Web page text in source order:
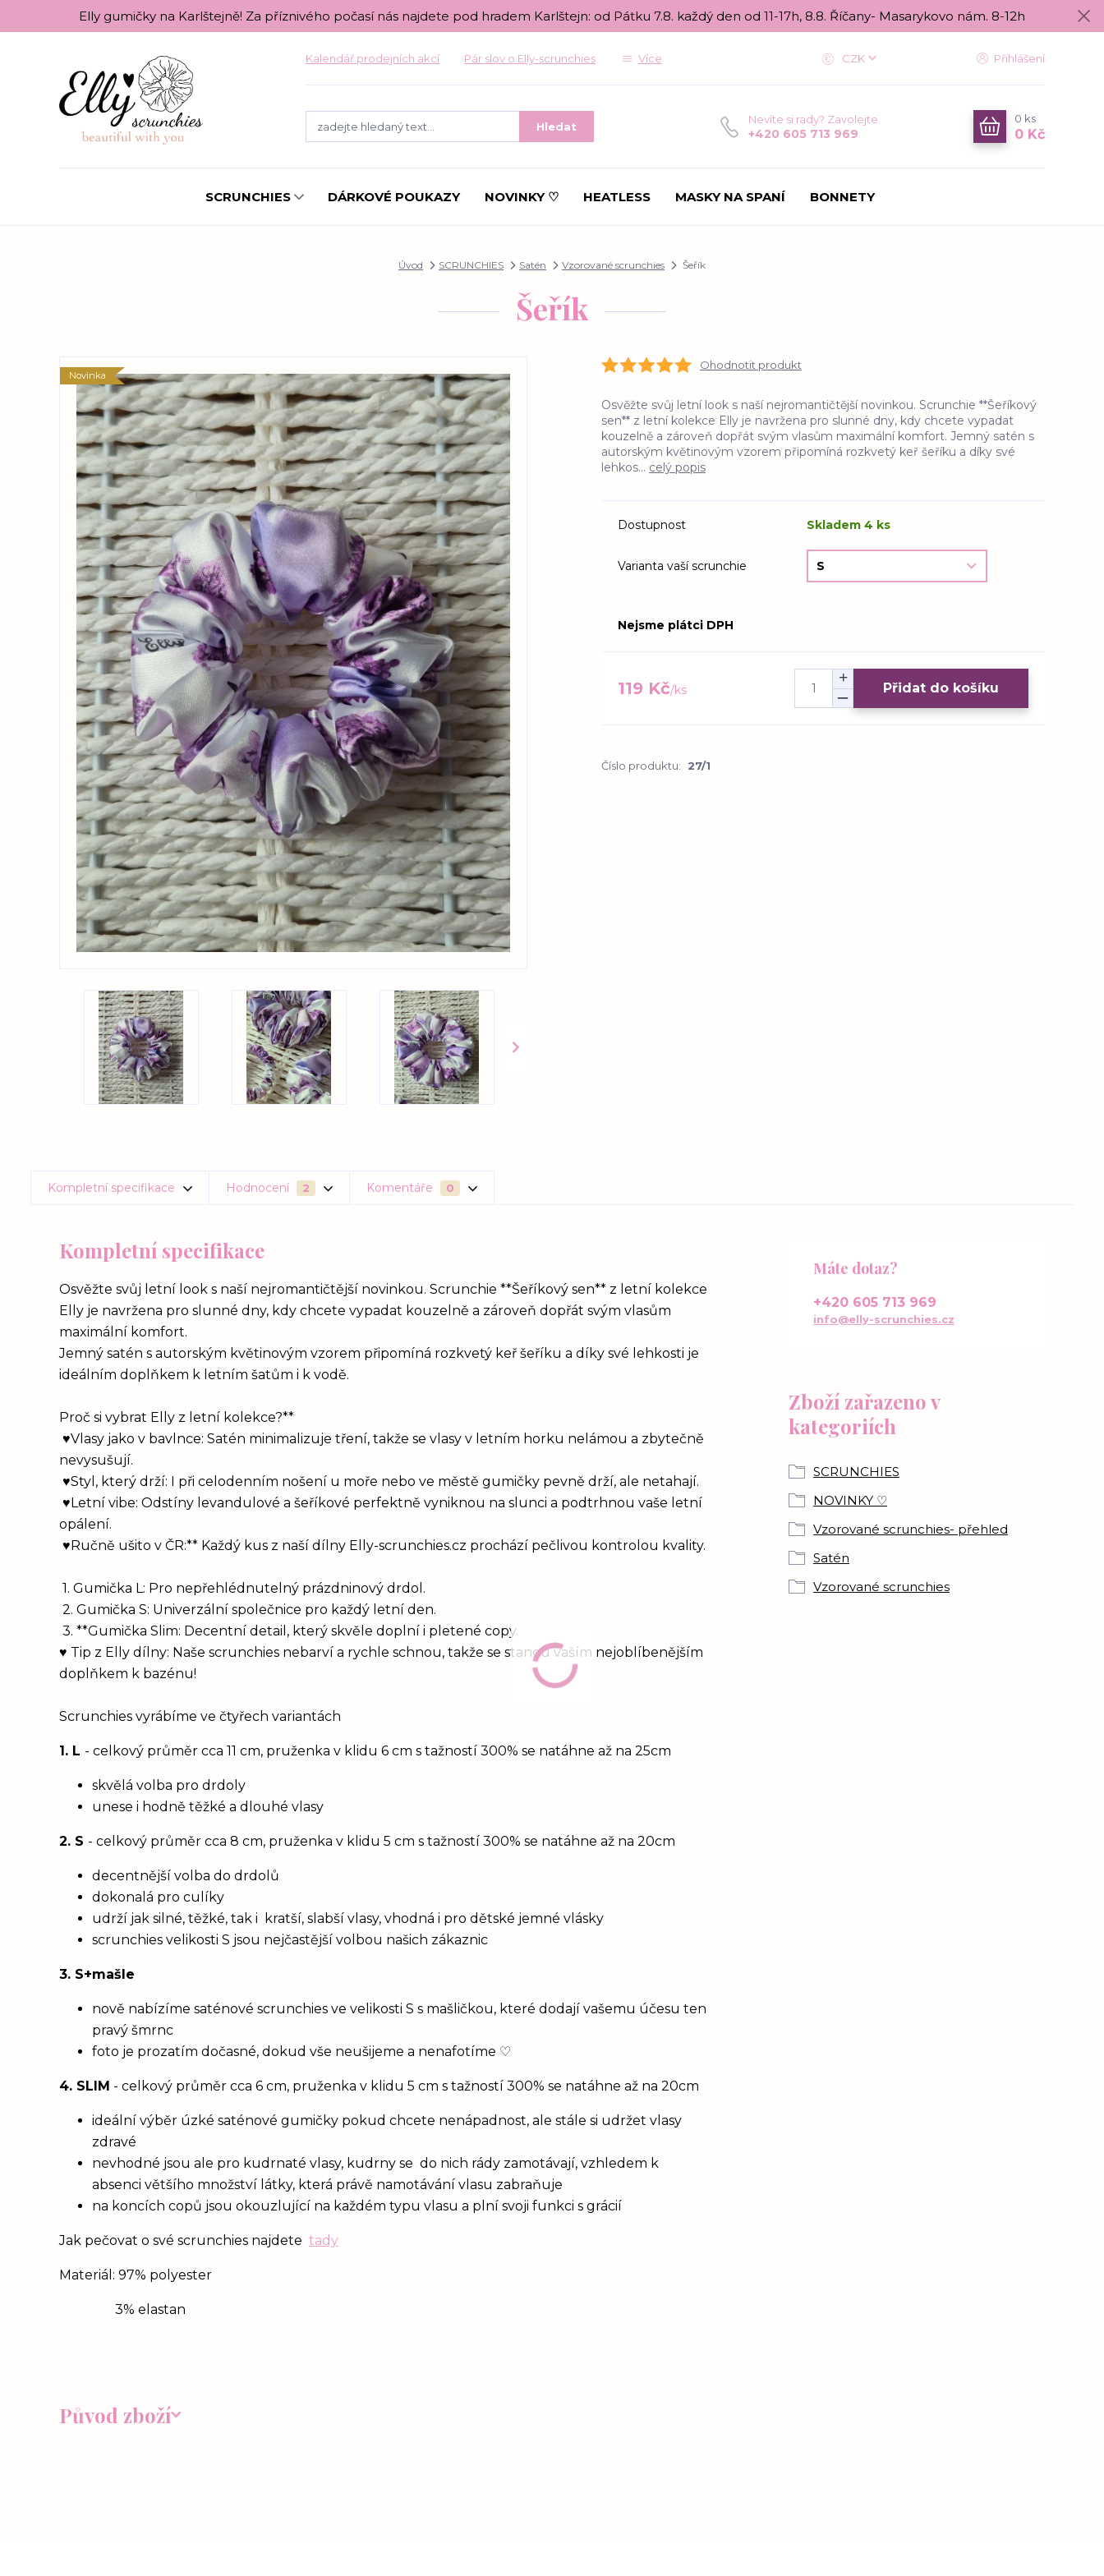
Elly gumičky na Karlštejně! Za příznivého počasí nás najdete pod hradem Karlštejn: od Pátku 7.8. každý den od 11-17h, 8.8. Říčany- Masarykovo nám. 8-12h
Kalendář prodejních akcí Pár slov o Elly-scrunchies Více CZK Přihlášení
Hledat
Nevíte si rady? Zavolejte.
+420 605 713 969
0 ks
0 Kč
SCRUNCHIES DÁRKOVÉ POUKAZY NOVINKY ♡ HEATLESS MASKY NA SPANÍ BONNETY
Úvod SCRUNCHIES Satén Vzorované scrunchies Šeřík
Šeřík
Novinka
Ohodnotit produkt
Osvěžte svůj letní look s naší nejromantičtější novinkou. Scrunchie **Šeříkový
sen** z letní kolekce Elly je navržena pro slunné dny, kdy chcete vypadat
kouzelně a zároveň dopřát svým vlasům maximální komfort. Jemný satén s
autorským květinovým vzorem připomíná rozkvetý keř šeříku a díky své
lehkos... celý popis
Dostupnost Skladem 4 ks
Varianta vaší scrunchie
Nejsme plátci DPH
119 Kč/ks Přidat do košíku
Číslo produktu: 27/1
Kompletní specifikace Hodnocení 2 Komentáře 0
Kompletní specifikace
Osvěžte svůj letní look s naší nejromantičtější novinkou. Scrunchie **Šeříkový sen** z letní kolekce
Elly je navržena pro slunné dny, kdy chcete vypadat kouzelně a zároveň dopřát svým vlasům
maximální komfort.
Jemný satén s autorským květinovým vzorem připomíná rozkvetý keř šeříku a díky své lehkosti je
ideálním doplňkem k letním šatům i k vodě.
Proč si vybrat Elly z letní kolekce?**
♥Vlasy jako v bavlnce: Satén minimalizuje tření, takže se vlasy v letním horku nelámou a zbytečně
nevysušují.
♥Styl, který drží: I při celodenním nošení u moře nebo ve městě gumičky pevně drží, ale netahají.
♥Letní vibe: Odstíny levandulové a šeříkové perfektně vyniknou na slunci a podtrhnou vaše letní
opálení.
♥Ručně ušito v ČR:** Každý kus z naší dílny Elly-scrunchies.cz prochází pečlivou kontrolou kvality.
1. Gumička L: Pro nepřehlédnutelný prázdninový drdol.
2. Gumička S: Univerzální společnice pro každý letní den.
3. **Gumička Slim: Decentní detail, který skvěle doplní i pletené copy.
♥ Tip z Elly dílny: Naše scrunchies nebarví a rychle schnou, takže se stanou vaším nejoblíbenějším
doplňkem k bazénu!
Scrunchies vyrábíme ve čtyřech variantách
1. L - celkový průměr cca 11 cm, pruženka v klidu 6 cm s tažností 300% se natáhne až na 25cm
skvělá volba pro drdoly
unese i hodně těžké a dlouhé vlasy
2. S - celkový průměr cca 8 cm, pruženka v klidu 5 cm s tažností 300% se natáhne až na 20cm
decentnější volba do drdolů
dokonalá pro culíky
udrží jak silné, těžké, tak i kratší, slabší vlasy, vhodná i pro dětské jemné vlásky
scrunchies velikosti S jsou nejčastější volbou našich zákaznic
3. S+mašle
nově nabízíme saténové scrunchies ve velikosti S s mašličkou, které dodají vašemu účesu ten
pravý šmrnc
foto je prozatím dočasné, dokud vše neušijeme a nenafotíme ♡
4. SLIM - celkový průměr cca 6 cm, pruženka v klidu 5 cm s tažností 300% se natáhne až na 20cm
ideální výběr úzké saténové gumičky pokud chcete nenápadnost, ale stále si udržet vlasy
zdravé
nevhodné jsou ale pro kudrnaté vlasy, kudrny se do nich rády zamotávají, vzhledem k
absenci většího množství látky, která právě namotávání vlasu zabraňuje
na koncích copů jsou okouzlující na každém typu vlasu a plní svoji funkci s grácií
Jak pečovat o své scrunchies najdete tady
Materiál: 97% polyester
3% elastan
Původ zboží
Zboží zařazeno v
kategoriích
SCRUNCHIES
NOVINKY ♡
Vzorované scrunchies- přehled
Satén
Vzorované scrunchies
Máte dotaz?
+420 605 713 969
info@elly-scrunchies.cz